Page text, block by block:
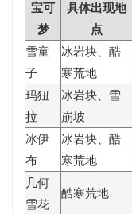
宝可
梦
具体出现地
点
雪童
子
冰岩块、酷
寒荒地
玛狃
拉
冰岩块、雪
崩坡
冰伊
布
冰岩块、酷
寒荒地
几何
雪花
酷寒荒地